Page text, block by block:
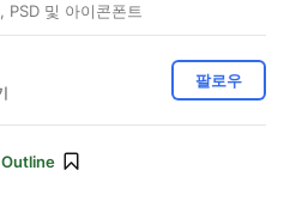
PSD 및 아이콘폰트
팔로우